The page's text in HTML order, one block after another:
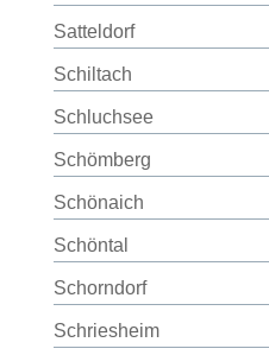
Satteldorf
Schiltach
Schluchsee
Schömberg
Schönaich
Schöntal
Schorndorf
Schriesheim